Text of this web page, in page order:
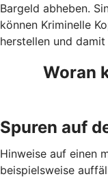
Bargeld abheben.
können Kriminelle
herstellen und
Woran
Spuren auf
Hinweise auf einen
beispielsweise